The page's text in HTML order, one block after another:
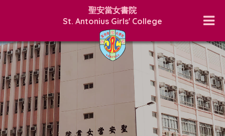
聖安當女書院
St. Antonius Girls' College